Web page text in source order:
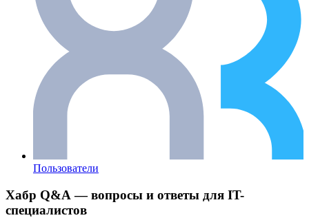
Пользователи
Хабр Q&A — вопросы и ответы для IT-
специалистов